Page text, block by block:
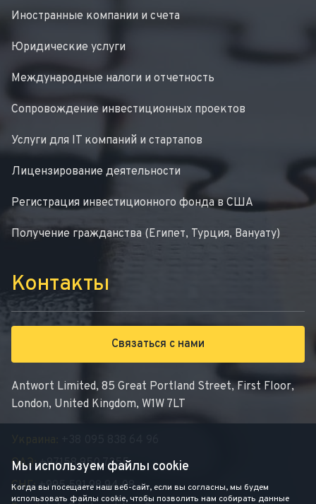
Иностранные компании и счета
Юридические услуги
Международные налоги и отчетность
Сопровождение инвестиционных проектов
Услуги для IT компаний и стартапов
Лицензирование деятельности
Регистрация инвестиционного фонда в США
Получение гражданства (Египет, Турция, Вануату)
Контакты
Связаться с нами
Antwort Limited, 85 Great Portland Street, First Floor,
London, United Kingdom, W1W 7LT
ОАЭ:+97158 950 7355
СНГ: +995 591 98 94 08
Мы используем файлы cookie
Когда вы посещаете наш веб-сайт, если вы согласны, мы будем
использовать файлы cookie, чтобы позволить нам собирать данные